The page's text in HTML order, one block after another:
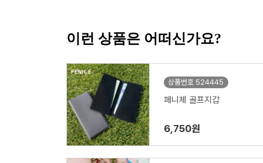
이런 상품은 어떠신가요?
상품번호 524445
페니체 골프지갑
6,750원